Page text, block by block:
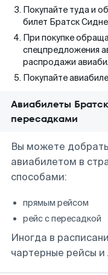
Покупайте туда и
билет Братск
При покупке
спецпредложения
распродажи
Покупайте
Авиабилеты
пересадками
Вы можете
авиабилетом в
способами:
прямым рейсом
рейс с пересадкой
Иногда в
чартерные рейсы и